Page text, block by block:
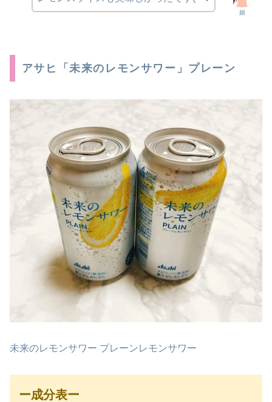
娘
アサヒ「未来のレモンサワー」プレーン
未来のレモンサワー プレーンレモンサワー
ー成分表ー